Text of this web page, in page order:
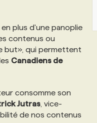
plus d'une panoplie
contenus ou
but», qui permettent
Canadiens de
consomme son
Jutras , vice-
de nos contenus